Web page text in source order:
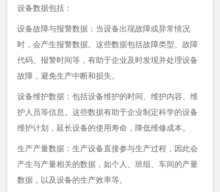
设备数据包括：
设备故障与报警数据：当设备出现故障或异常情况
时，会产生报警数据。这些数据包括故障类型、故障
代码、报警时间等，有助于企业及时发现并处理设备
故障，避免生产中断和损失。
设备维护数据：包括设备维护的时间、维护内容、维
护人员等信息。这些数据有助于企业制定科学的设备
维护计划，延长设备的使用寿命，降低维修成本。
生产产量数据：生产设备直接参与生产过程，因此会
产生与产量相关的数据，如个人、班组、车间的产量
数据，以及设备的生产效率等。